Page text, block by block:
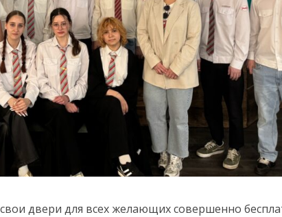
двери для всех желающих совершенно